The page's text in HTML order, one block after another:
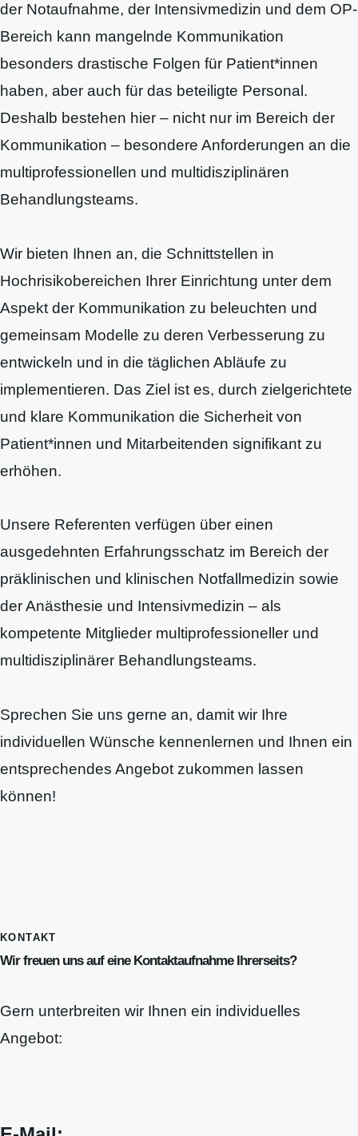
der Notaufnahme, der Intensivmedizin und dem OP-
Bereich kann mangelnde Kommunikation
besonders drastische Folgen für Patient*innen
haben, aber auch für das beteiligte Personal.
Deshalb bestehen hier – nicht nur im Bereich der
Kommunikation – besondere Anforderungen an die
multiprofessionellen und multidisziplinären
Behandlungsteams.
Wir bieten Ihnen an, die Schnittstellen in
Hochrisikobereichen Ihrer Einrichtung unter dem
Aspekt der Kommunikation zu beleuchten und
gemeinsam Modelle zu deren Verbesserung zu
entwickeln und in die täglichen Abläufe zu
implementieren. Das Ziel ist es, durch zielgerichtete
und klare Kommunikation die Sicherheit von
Patient*innen und Mitarbeitenden signifikant zu
erhöhen.
Unsere Referenten verfügen über einen
ausgedehnten Erfahrungsschatz im Bereich der
präklinischen und klinischen Notfallmedizin sowie
der Anästhesie und Intensivmedizin – als
kompetente Mitglieder multiprofessioneller und
multidisziplinärer Behandlungsteams.
Sprechen Sie uns gerne an, damit wir Ihre
individuellen Wünsche kennenlernen und Ihnen ein
entsprechendes Angebot zukommen lassen
können!
KONTAKT
Wir freuen uns auf eine Kontaktaufnahme Ihrerseits?
Gern unterbreiten wir Ihnen ein individuelles
Angebot: